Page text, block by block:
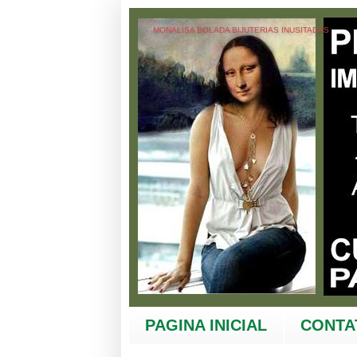
MONALISA BOLADA BIJUTERIAS INUSITADAS
PAGINA INICIAL